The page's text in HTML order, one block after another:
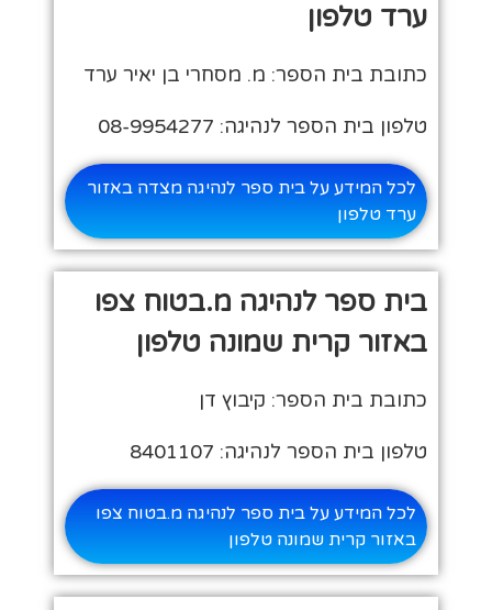
ערד טלפון
כתובת בית הספר: מ. מסחרי בן יאיר ערד
טלפון בית הספר לנהיגה: 08-9954277
לכל המידע על בית ספר לנהיגה מצדה באזור
ערד טלפון
בית ספר לנהיגה מ.בטוח צפו
באזור קרית שמונה טלפון
כתובת בית הספר: קיבוץ דן
טלפון בית הספר לנהיגה: 8401107
לכל המידע על בית ספר לנהיגה מ.בטוח צפו
באזור קרית שמונה טלפון